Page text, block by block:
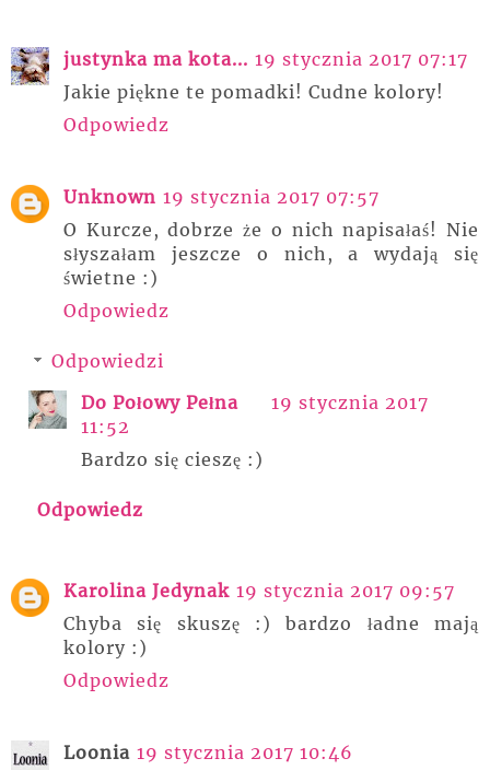
justynka ma kota... 19 stycznia 2017 07:17
Jakie piękne te pomadki! Cudne kolory!
Odpowiedz
Unknown 19 stycznia 2017 07:57
O Kurcze, dobrze że o nich napisałaś! Nie
słyszałam jeszcze o nich, a wydają się
świetne :)
Odpowiedz
Odpowiedzi
Do Połowy Pełna
19 stycznia 2017
11:52
Bardzo się cieszę :)
Odpowiedz
Karolina Jedynak 19 stycznia 2017 09:57
Chyba się skuszę :) bardzo ładne mają
kolory :)
Odpowiedz
Loonia 19 stycznia 2017 10:46